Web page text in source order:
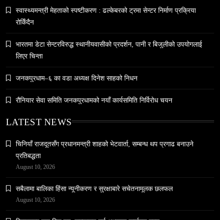
March 13, 2026
समाज
नेपालमा युनिफिकेशन चर्चको सम्बन्ध उजागर
वन्यजन्तु वातावरण
नेपालको वन्यजन्तु पर्यटन प्रवर्द्धनमा महत्वपूर्ण योगदान
स्वास्थ्यमन्त्री मेहताको स्पष्टीकरण : ढल्केबरको ट्रमा सेन्टर निर्माण प्रक्रिया
रोकिँदैन
भारतमा डेटा सेन्टरविरुद्ध स्थानीयवासीको प्रदर्शन, पानी र बिजुलीको उपयोगलाई
लिएर चिन्ता
जनकपुरधाम–६ का वडा अध्यक्ष दिनेश साहको निधन
रौनियार सेवा समिति जनकपुरधामको नयाँ कार्यसमिति निर्विरोध चयन
LATEST NEWS
चिनियाँ राजदूतसँग प्रधानमन्त्री शाहको भेटवार्ता, सम्बन्ध थप प्रगाढ बनाउने
प्रतिबद्धता
August 10, 2026
सबैलामा बालिका हिंसा न्यूनीकरण र सुरक्षाबारे सचेतनामूलक छलफल
August 10, 2026